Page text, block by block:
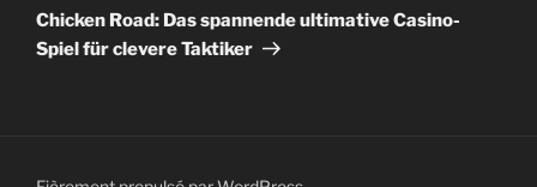
suivant
Chicken Road: Das spannende ultimative Casino-
Spiel für clevere Taktiker